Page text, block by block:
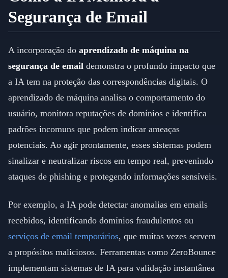
Segurança de Email
A incorporação do aprendizado de máquina na
segurança de email demonstra o profundo impacto que
a IA tem na proteção das correspondências digitais. O
aprendizado de máquina analisa o comportamento do
usuário, monitora reputações de domínios e identifica
padrões incomuns que podem indicar ameaças
potenciais. Ao agir prontamente, esses sistemas podem
sinalizar e neutralizar riscos em tempo real, prevenindo
ataques de phishing e protegendo informações sensíveis.
Por exemplo, a IA pode detectar anomalias em emails
recebidos, identificando domínios fraudulentos ou
serviços de email temporários, que muitas vezes servem
a propósitos maliciosos. Ferramentas como ZeroBounce
implementam sistemas de IA para validação instantânea